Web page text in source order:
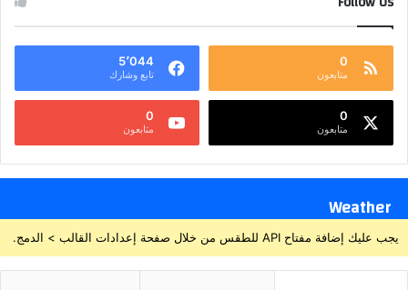
0
متابعون
5٬044
تابع وشارك
0
متابعون
0
متابعون
Weather
يجب عليك إضافة مفتاح API للطقس من خلال صفحة إعدادات القالب > الدمج.